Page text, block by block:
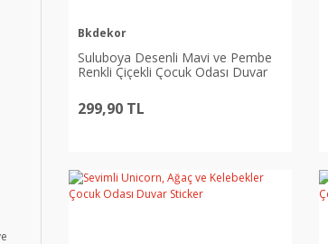
Bkdekor
Suluboya Desenli Mavi ve Pembe
Renkli Çiçekli Çocuk Odası Duvar
299,90 TL